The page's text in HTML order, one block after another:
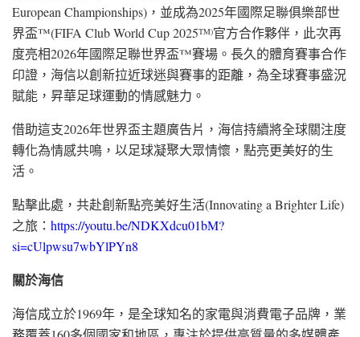
European Championships)，並成為2025年國際足聯俱樂部世
界盃™(FIFA Club World Cup 2025TM)官方合作夥伴，此次再
度亮相2026年國際足聯世界盃™賽場。長久的體育賽事合作
印證，海信以創新拉近球迷與賽事的距離，為全球賽事盛況
賦能，昇華足球運動的情感魅力。
借助這支2026年世界盃主題廣告片，海信持續將全球關注度
轉化為情感共鳴，以足球凝聚大眾情懷，點亮更美好的生
活。
點擊此處，共赴創新點亮美好生活(Innovating a Brighter Life)
之旅： https://youtu.be/NDKXdcu01bM?
si=cUlpwsu7wbYlPYn8
關於海信
海信成立於1969年，是全球知名的家電與消費電子品牌，業